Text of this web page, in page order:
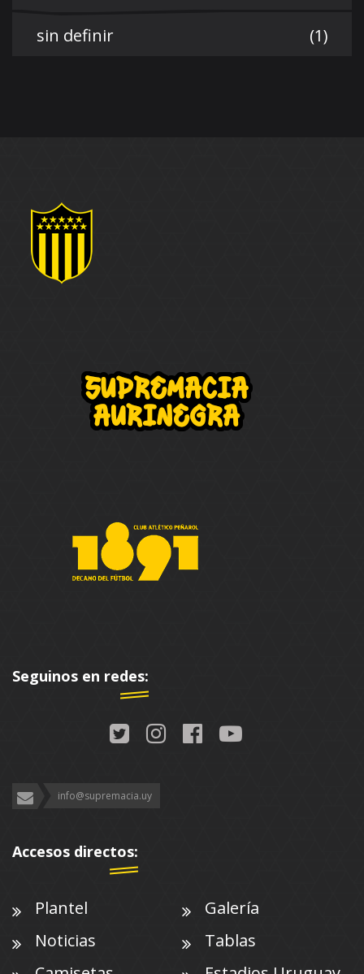
sin definir (1)
Seguinos en redes:
info@supremacia.uy
Accesos directos:
Plantel
Galería
Noticias
Tablas